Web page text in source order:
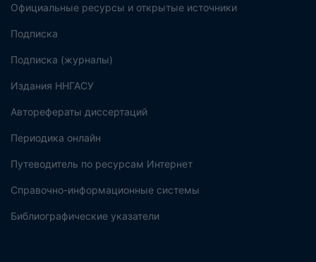
Официальные ресурсы и открытые источники
Подписка
Подписка (журналы)
Издания ННГАСУ
Авторефераты диссертаций
Периодика онлайн
Путеводитель по ресурсам Интернет
Справочно-информационные системы
Библиографические указатели